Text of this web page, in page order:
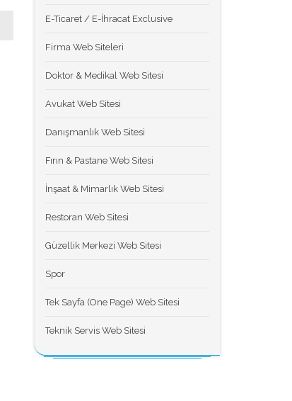
E-Ticaret / E-İhracat Exclusive
Firma Web Siteleri
Doktor & Medikal Web Sitesi
Avukat Web Sitesi
Danışmanlık Web Sitesi
Fırın & Pastane Web Sitesi
İnşaat & Mimarlık Web Sitesi
Restoran Web Sitesi
Güzellik Merkezi Web Sitesi
Spor
Tek Sayfa (One Page) Web Sitesi
Teknik Servis Web Sitesi